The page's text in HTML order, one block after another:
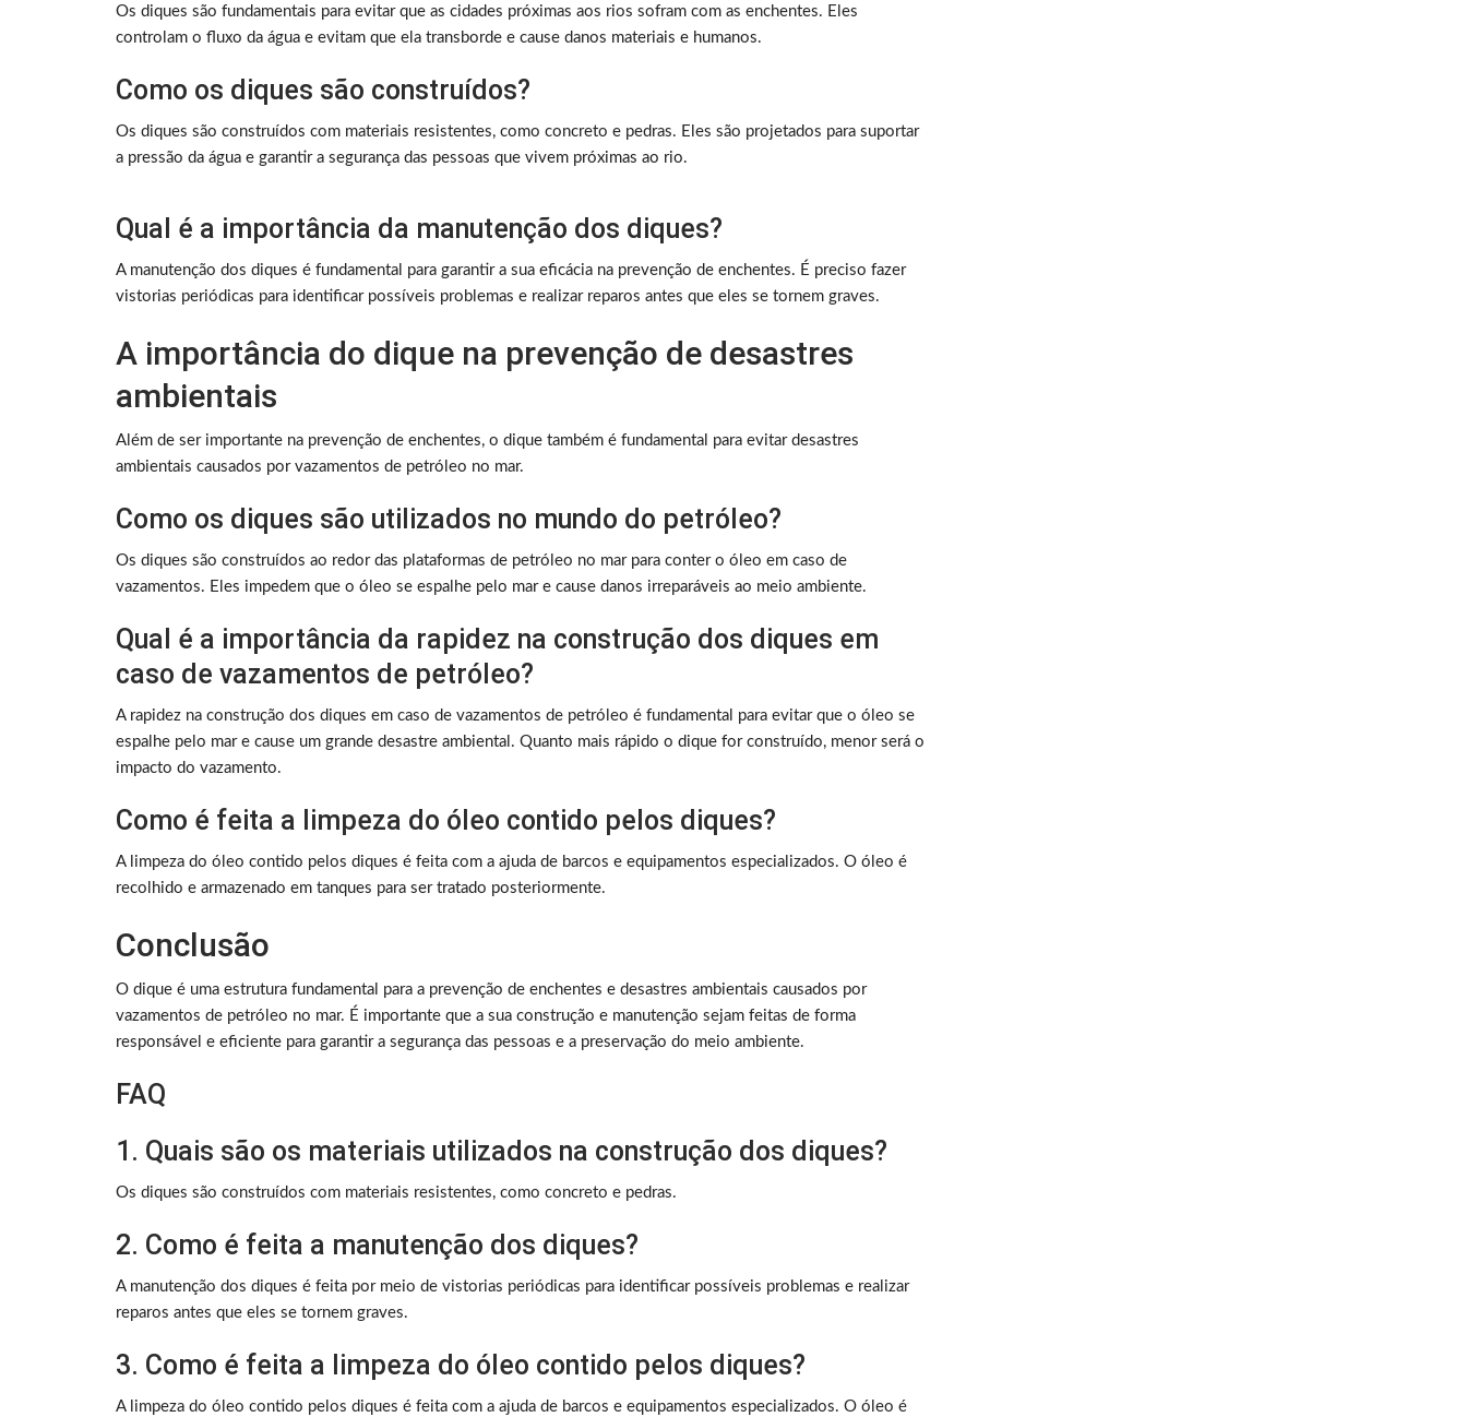
Os diques são fundamentais para evitar que as cidades próximas aos rios sofram com as enchentes. Eles
controlam o fluxo da água e evitam que ela transborde e cause danos materiais e humanos.
Como os diques são construídos?
Os diques são construídos com materiais resistentes, como concreto e pedras. Eles são projetados para suportar
a pressão da água e garantir a segurança das pessoas que vivem próximas ao rio.
Qual é a importância da manutenção dos diques?
A manutenção dos diques é fundamental para garantir a sua eficácia na prevenção de enchentes. É preciso fazer
vistorias periódicas para identificar possíveis problemas e realizar reparos antes que eles se tornem graves.
A importância do dique na prevenção de desastres
ambientais
Além de ser importante na prevenção de enchentes, o dique também é fundamental para evitar desastres
ambientais causados por vazamentos de petróleo no mar.
Como os diques são utilizados no mundo do petróleo?
Os diques são construídos ao redor das plataformas de petróleo no mar para conter o óleo em caso de
vazamentos. Eles impedem que o óleo se espalhe pelo mar e cause danos irreparáveis ao meio ambiente.
Qual é a importância da rapidez na construção dos diques em
caso de vazamentos de petróleo?
A rapidez na construção dos diques em caso de vazamentos de petróleo é fundamental para evitar que o óleo se
espalhe pelo mar e cause um grande desastre ambiental. Quanto mais rápido o dique for construído, menor será o
impacto do vazamento.
Como é feita a limpeza do óleo contido pelos diques?
A limpeza do óleo contido pelos diques é feita com a ajuda de barcos e equipamentos especializados. O óleo é
recolhido e armazenado em tanques para ser tratado posteriormente.
Conclusão
O dique é uma estrutura fundamental para a prevenção de enchentes e desastres ambientais causados por
vazamentos de petróleo no mar. É importante que a sua construção e manutenção sejam feitas de forma
responsável e eficiente para garantir a segurança das pessoas e a preservação do meio ambiente.
FAQ
1. Quais são os materiais utilizados na construção dos diques?
Os diques são construídos com materiais resistentes, como concreto e pedras.
2. Como é feita a manutenção dos diques?
A manutenção dos diques é feita por meio de vistorias periódicas para identificar possíveis problemas e realizar
reparos antes que eles se tornem graves.
3. Como é feita a limpeza do óleo contido pelos diques?
A limpeza do óleo contido pelos diques é feita com a ajuda de barcos e equipamentos especializados. O óleo é